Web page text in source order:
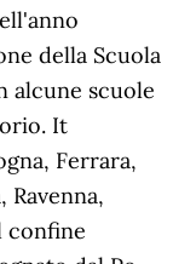
della Scuola
alcune scuole
It
Ferrara,
Ravenna,
confine